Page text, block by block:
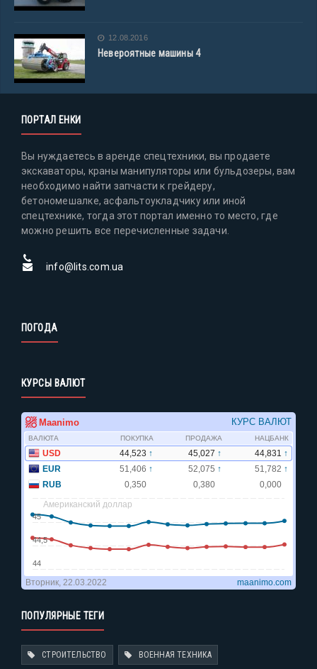
12.08.2016
Невероятные машины 4
ПОРТАЛ ЕНКИ
Вы нуждаетесь в аренде спецтехники, вы продаете
экскаваторы, краны манипуляторы или бульдозеры, вам
необходимо найти запчасти к грейдеру,
бетономешалке, асфальтоукладчику или иной
спецтехнике, тогда этот портал именно то место, где
можно решить все перечисленные задачи.
info@lits.com.ua
ПОГОДА
КУРСЫ ВАЛЮТ
ПОПУЛЯРНЫЕ ТЕГИ
СТРОИТЕЛЬСТВО ВОЕННАЯ ТЕХНИКА